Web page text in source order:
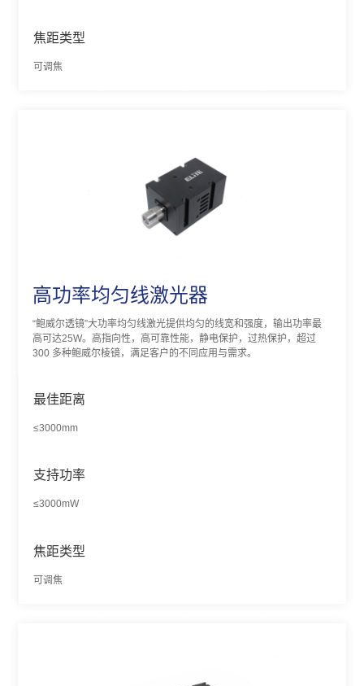
焦距类型
可调焦
高功率均匀线激光器
“鲍威尔透镜”大功率均匀线激光提供均匀的线宽和强度，输出功率最
高可达25W。高指向性，高可靠性能，静电保护，过热保护，超过
300 多种鲍威尔棱镜，满足客户的不同应用与需求。
最佳距离
≤3000mm
支持功率
≤3000mW
焦距类型
可调焦